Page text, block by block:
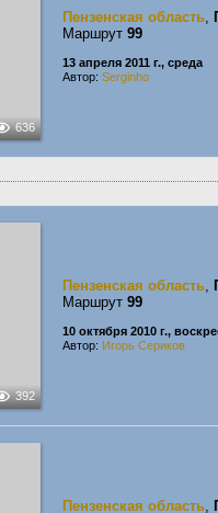
636
Пензенская область,
Маршрут 99
13 апреля 2011 г., среда
Автор: Serginho
392
Пензенская область,
Маршрут 99
10 октября 2010 г.,
Автор: Игорь Сериков
Пензенская область,